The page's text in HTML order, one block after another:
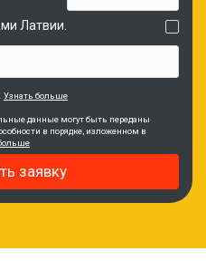
Латвии.
Узнать больше
данные могут быть переданы
в порядке, изложенном в
заявку